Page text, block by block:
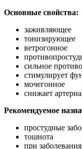
Основные свойства:
заживляющее
тонизирующее
ветрогонное
сильное
стимулирует
мочегонное
снижает
Рекомендуемое
простудные
тошнота
при